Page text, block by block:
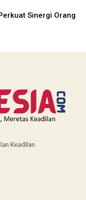
Sinergi Orang
Keadilan